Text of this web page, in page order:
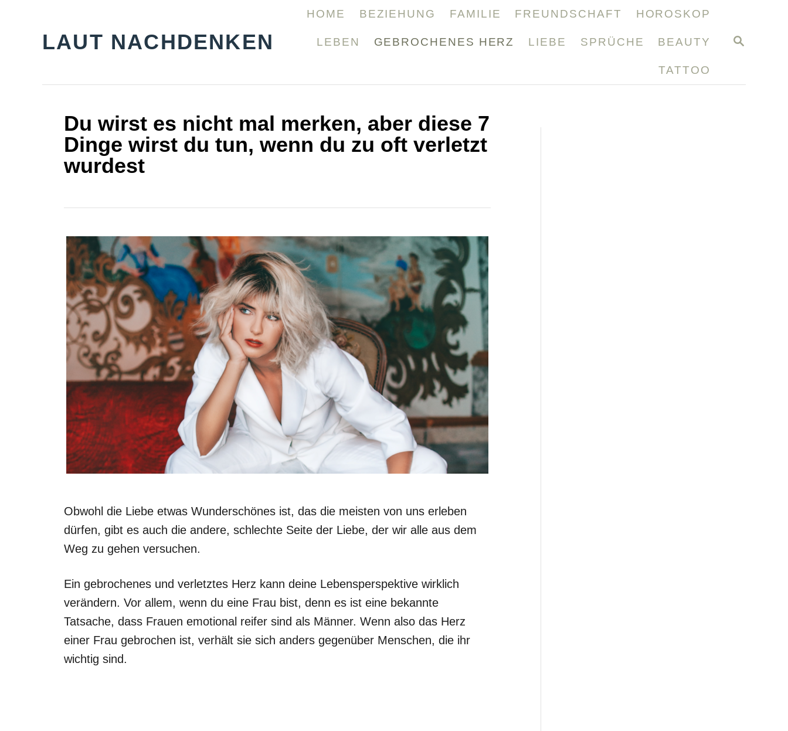
S
LAUT NACHDENKEN
HOME BEZIEHUNG FAMILIE FREUNDSCHAFT HOROSKOP
LEBEN GEBROCHENES HERZ LIEBE SPRÜCHE BEAUTY
TATTOO
Du wirst es nicht mal merken, aber diese 7
Dinge wirst du tun, wenn du zu oft verletzt
wurdest
Obwohl die Liebe etwas Wunderschönes ist, das die meisten von uns erleben
dürfen, gibt es auch die andere, schlechte Seite der Liebe, der wir alle aus dem
Weg zu gehen versuchen.
Ein gebrochenes und verletztes Herz kann deine Lebensperspektive wirklich
verändern. Vor allem, wenn du eine Frau bist, denn es ist eine bekannte
Tatsache, dass Frauen emotional reifer sind als Männer. Wenn also das Herz
einer Frau gebrochen ist, verhält sie sich anders gegenüber Menschen, die ihr
wichtig sind.